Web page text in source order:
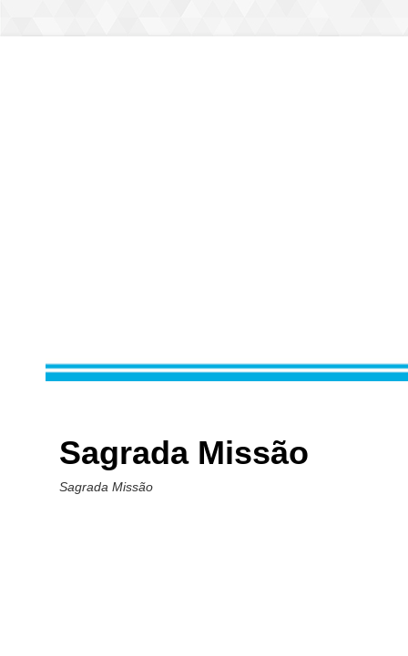
Sagrada Missão
Sagrada Missão